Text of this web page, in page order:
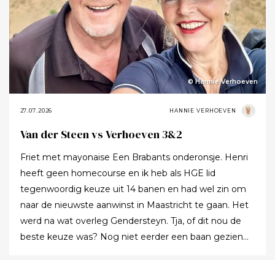
© Hannie Verhoeven
27.07.2026 HANNIE VERHOEVEN
Van der Steen vs Verhoeven 3&2
Friet met mayonaise Een Brabants onderonsje. Henri
heeft geen homecourse en ik heb als HGE lid
tegenwoordig keuze uit 14 banen en had wel zin om
naar de nieuwste aanwinst in Maastricht te gaan. Het
werd na wat overleg Gendersteyn. Tja, of dit nou de
beste keuze was? Nog niet eerder een baan gezien